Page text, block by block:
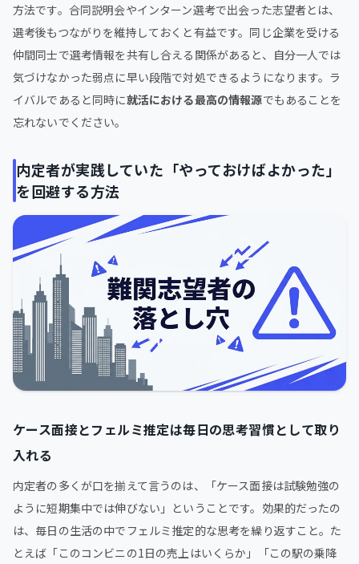
方法です。合同説明会やインターン選考で出会った志望者とは、
選考後もつながりを維持しておくと有益です。同じ企業を受ける
仲間同士で選考情報を共有し合える関係があると、自分一人では
気づけなかった弱点に早い段階で対処できるようになります。ラ
イバルであると同時に就活における最高の情報源でもあることを
忘れないでください。
内定者が実践していた「やっておけばよかった」
を回避する方法
ケース面接とフェルミ推定は毎日の思考習慣として取り
入れる
内定者の多くが口を揃えて言うのは、「ケース面接は試験勉強の
ように短期集中では伸びない」ということです。効果的だったの
は、毎日の生活の中でフェルミ推定的な思考を繰り返すこと。た
とえば「このコンビニの1日の売上はいくらか」「この駅の乗降